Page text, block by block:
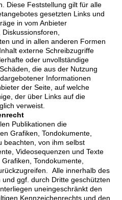
Diese Feststellung gilt für alle
gesetzten Links und
in vom Anbieter
und in allen anderen Formen
externe Schreibzugriffe
oder unvollständige
die aus der Nutzung
Informationen
der Seite, auf welche
der über Links auf die
verweist.
Publikationen die
Grafiken, Tondokumente,
beachten, von ihm selbst
Videosequenzen und Texte
Tondokumente,
Alle innerhalb des
ggf. durch Dritte geschützten
uneingeschränkt den
Kennzeichenrechts und den